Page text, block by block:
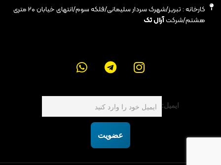
کارخانه : تبریز/شهرک سردار سلیمانی/فلکه سوم/انتهای خیابان ۲۰ متری
هشتم/شرکتآرال تک
ایمیل:
عضویت